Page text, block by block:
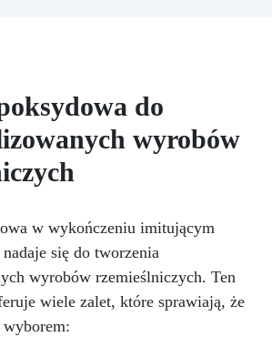
do
wyrobów
w wykończeniu imitującym
się do tworzenia
wyrobów rzemieślniczych. Ten
wiele zalet, które sprawiają, że
wyborem: